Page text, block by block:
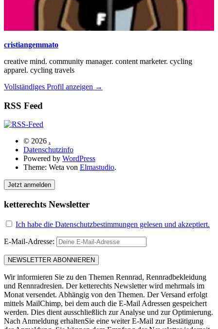
cristiangemmato
creative mind. community manager. content marketer. cycling
apparel. cycling travels
Vollständiges Profil anzeigen →
RSS Feed
© 2026 .
Datenschutzinfo
Powered by WordPress
Theme: Weta von Elmastudio.
Jetzt anmelden
ketterechts Newsletter
Ich habe die Datenschutzbestimmungen gelesen und akzeptiert.
E-Mail-Adresse:
Wir informieren Sie zu den Themen Rennrad, Rennradbekleidung
und Rennradresien. Der ketterechts Newsletter wird mehrmals im
Monat versendet. Abhängig von den Themen. Der Versand erfolgt
mittels MailChimp, bei dem auch die E-Mail Adressen gespeichert
werden. Dies dient ausschließlich zur Analyse und zur Optimierung.
Nach Anmeldung erhaltenSie eine weiter E-Mail zur Bestätigung